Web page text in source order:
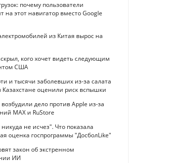
почему пользователи
на этот навигатор вместо Google
из Китая вырос на
кого хочет видеть следующим
США
и тысячи заболевших из-за салата
оценили риск вспышки
дело против Apple из-за
MAX и RuStore
не исчез". Что показала
оценка госпрограммы "ДосболLike"
закон об экстренном
ИИ